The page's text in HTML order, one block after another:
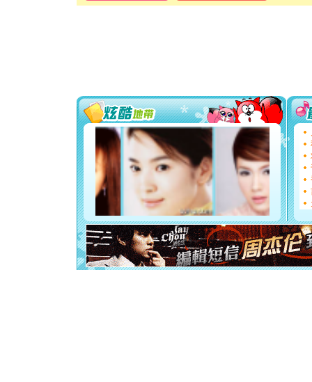
你太多，
要平安
[圣诞节]
能正大
天都要快
[圣诞节]
如意,快
[元旦]
看
断电。
你是我
[元旦]
起；二是
离。水晶
[元旦]当
泣，这痛